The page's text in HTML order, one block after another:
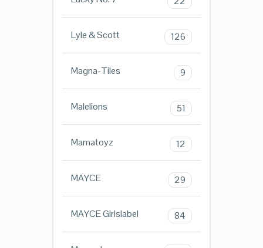
Lyle & Scott 126
Magna-Tiles 9
Malelions 51
Mamatoyz 12
MAYCE 29
MAYCE Girlslabel 84